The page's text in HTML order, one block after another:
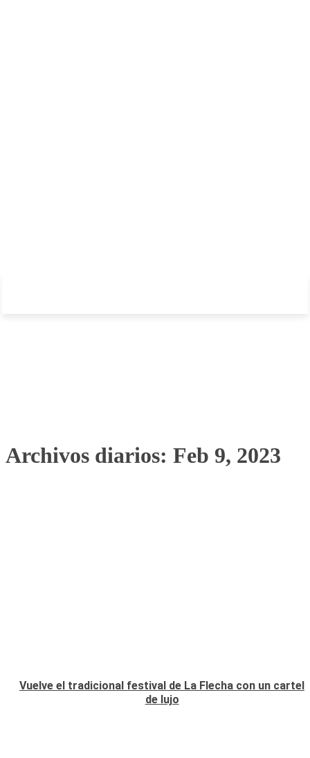
Archivos diarios: Feb 9, 2023
Vuelve el tradicional festival de La Flecha con un cartel
de lujo